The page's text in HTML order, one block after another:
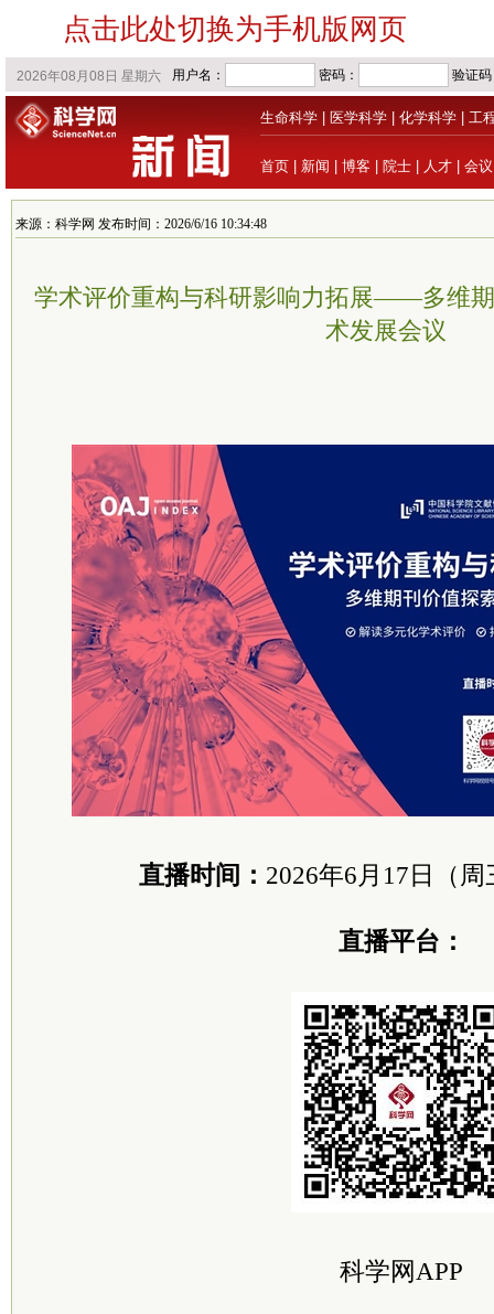
点击此处切换为手机版网页
生命科学 医学科学 化学科学 工
首页 新闻 博客 院士 人才 会议
来源：科学网 发布时间：2026/6/16 10:34:48
学术评价重构与科研影响力拓展——多维
术发展会议
直播时间： 2026年6月17日（周
直播平台：
科学网APP